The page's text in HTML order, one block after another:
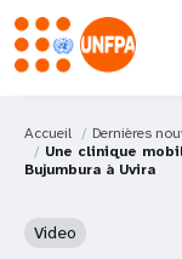
Accueil Dernières
Une clinique
Bujumbura à Uvira
Video